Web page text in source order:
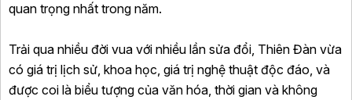
quan trọng nhất trong năm.
Trải qua nhiều đời vua với nhiều lần sửa đổi, Thiên Đàn vừa
có giá trị lịch sử, khoa học, giá trị nghệ thuật độc đáo, và
được coi là biểu tượng của văn hóa, thời gian và không